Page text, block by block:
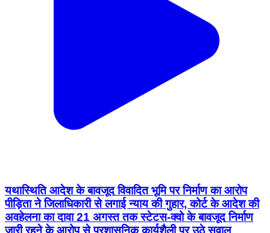
यथास्थिति आदेश के बावजूद विवादित भूमि पर निर्माण का आरोप
पीड़िता ने जिलाधिकारी से लगाई न्याय की गुहार, कोर्ट के आदेश की
अवहेलना का दावा 21 अगस्त तक स्टेटस-क्वो के बावजूद निर्माण